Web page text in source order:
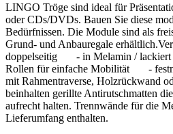
LINGO Tröge sind ideal für
oder CDs/DVDs. Bauen Sie diese
Bedürfnissen. Die Module sind als
Grund- und Anbauregale
doppelseitig - in Melamin /
Rollen für einfache Mobilität -
mit Rahmentraverse, Holzrückwand
beinhalten gerillte Antirutschmatten
aufrecht halten. Trennwände für die
Lieferumfang enthalten.